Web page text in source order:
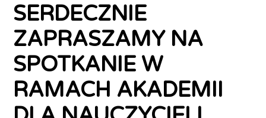
SERDECZNIE
ZAPRASZAMY NA
SPOTKANIE W
RAMACH AKADEMII